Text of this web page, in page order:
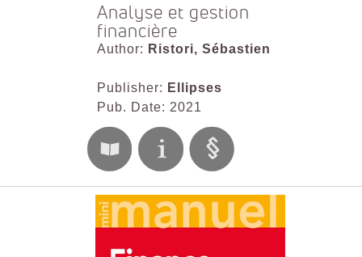
Analyse et gestion
financière
Author: Ristori, Sébastien
Publisher: Ellipses
Pub. Date: 2021